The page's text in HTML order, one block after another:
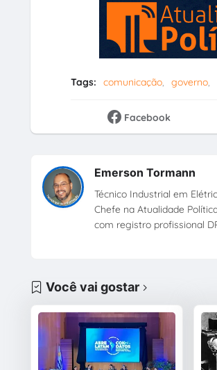
Tags: comunicação governo
Facebook
Emerson Tormann
Técnico Industrial em
Chefe na Atualidade
com registro profissional
Você vai gostar